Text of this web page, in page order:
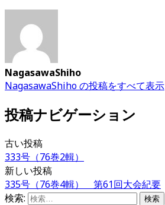
NagasawaShiho
NagasawaShiho の投稿をすべて表示
投稿ナビゲーション
古い投稿
333号（76巻2輯）
新しい投稿
335号（76巻4輯） 第61回大会紀要
検索: